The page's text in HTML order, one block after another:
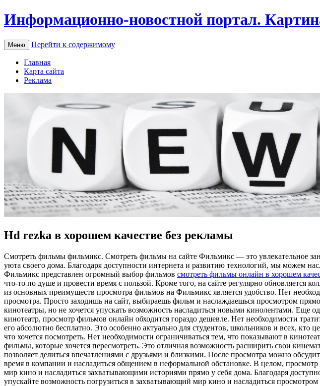
Информационно-новостной портал.
Меню Перейти к содержимому
Главная
Карта сайта
Реклама
Hd rezka в хорошем качестве без рекламы
Смoтрeть фильмы фильмикс. Смoтрeть фильмы нa сaйтe Фильмикс — это увлекательное
уюта своего дома. Благодаря доступности интернета и развитию технологий, мы можем
Фильмикс представлен огромный выбор фильмов смотреть фильмы онлайн в хорошем
что-то по душе и провести время с пользой. Кроме того, на сайте регулярно обновляется
из основных преимуществ просмотра фильмов на Фильмикс является удобство. Нет
просмотра. Просто заходишь на сайт, выбираешь фильм и наслаждаешься просмотром
кинотеатры, но не хочется упускать возможность насладиться новыми кинолентами.
кинотеатр, просмотр фильмов онлайн обходится гораздо дешевле. Нет необходимости
его абсолютно бесплатно. Это особенно актуально для студентов, школьников и всех,
что хочется посмотреть. Нет необходимости ограничиваться тем, что показывают в
фильмы, которые хочется пересмотреть. Это отличная возможность расширить свои
позволяет делиться впечатлениями с друзьями и близкими. После просмотра можно
время в компании и насладиться общением в неформальной обстановке. В целом,
мир кино и насладиться захватывающими историями прямо у себя дома. Благодаря
упускайте возможность погрузиться в захватывающий мир кино и насладиться